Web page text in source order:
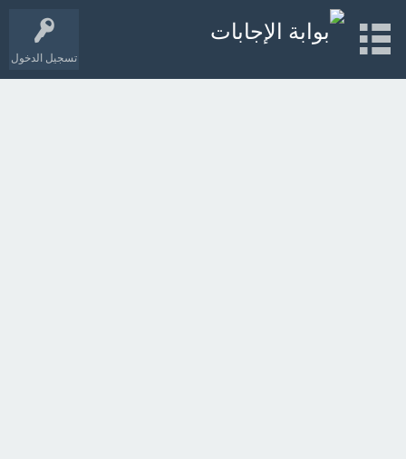
تسجيل الدخول